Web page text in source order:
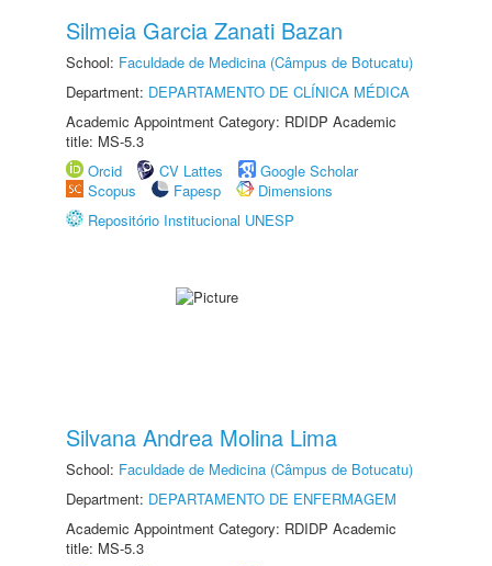
Silmeia Garcia Zanati Bazan
School: Faculdade de Medicina (Câmpus de Botucatu)
Department: DEPARTAMENTO DE CLÍNICA MÉDICA
Academic Appointment Category: RDIDP Academic
title: MS-5.3
Orcid
CV Lattes
Google Scholar
Scopus
Fapesp
Dimensions
Repositório Institucional UNESP
Silvana Andrea Molina Lima
School: Faculdade de Medicina (Câmpus de Botucatu)
Department: DEPARTAMENTO DE ENFERMAGEM
Academic Appointment Category: RDIDP Academic
title: MS-5.3